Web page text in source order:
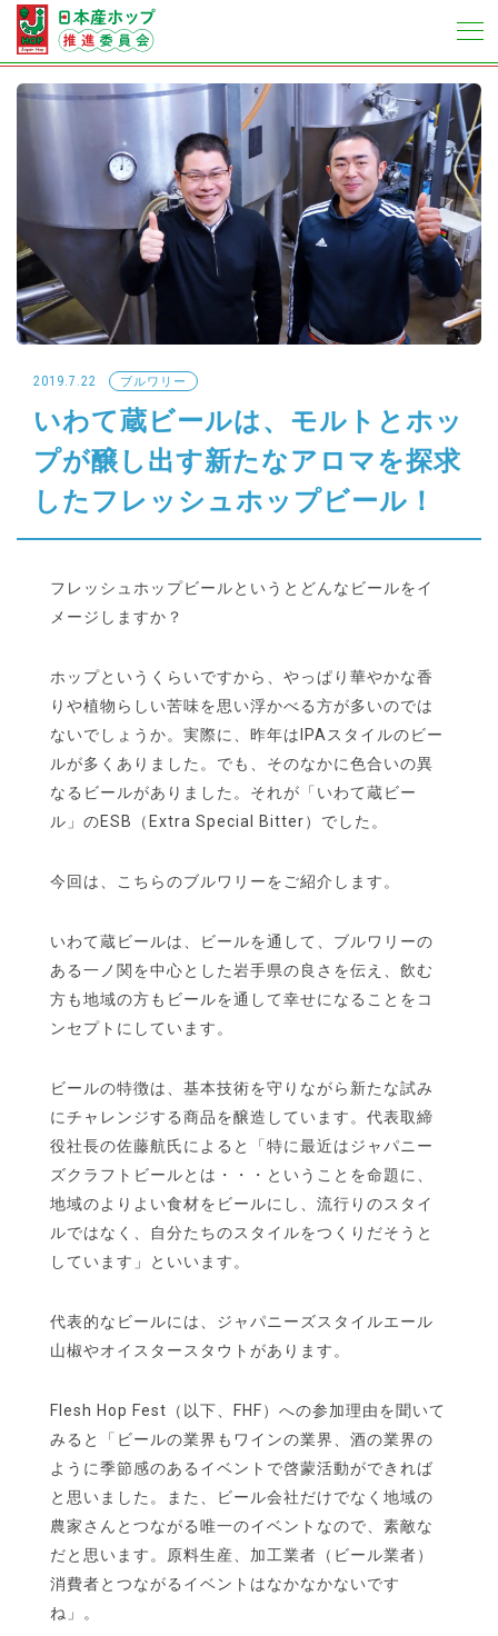
2019.7.22 ブルワリー
いわて蔵ビールは、モルトとホッ
プが醸し出す新たなアロマを探求
したフレッシュホップビール！
フレッシュホップビールというとどんなビールをイ
メージしますか？
ホップというくらいですから、やっぱり華やかな香
りや植物らしい苦味を思い浮かべる方が多いのでは
ないでしょうか。実際に、昨年はIPAスタイルのビー
ルが多くありました。でも、そのなかに色合いの異
なるビールがありました。それが「いわて蔵ビー
ル」のESB（Extra Special Bitter）でした。
今回は、こちらのブルワリーをご紹介します。
いわて蔵ビールは、ビールを通して、ブルワリーの
ある一ノ関を中心とした岩手県の良さを伝え、飲む
方も地域の方もビールを通して幸せになることをコ
ンセプトにしています。
ビールの特徴は、基本技術を守りながら新たな試み
にチャレンジする商品を醸造しています。代表取締
役社長の佐藤航氏によると「特に最近はジャパニー
ズクラフトビールとは・・・ということを命題に、
地域のよりよい食材をビールにし、流行りのスタイ
ルではなく、自分たちのスタイルをつくりだそうと
しています」といいます。
代表的なビールには、ジャパニーズスタイルエール
山椒やオイスタースタウトがあります。
Flesh Hop Fest（以下、FHF）への参加理由を聞いて
みると「ビールの業界もワインの業界、酒の業界の
ように季節感のあるイベントで啓蒙活動ができれば
と思いました。また、ビール会社だけでなく地域の
農家さんとつながる唯一のイベントなので、素敵な
だと思います。原料生産、加工業者（ビール業者）
消費者とつながるイベントはなかなかないです
ね」。